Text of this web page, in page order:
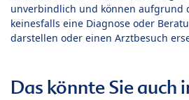
unverbindlich und können aufgrund
keinesfalls eine Diagnose oder
darstellen oder einen Arztbesuch
Das könnte Sie auch